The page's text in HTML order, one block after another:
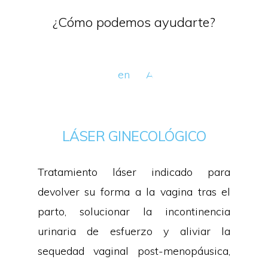
¿Cómo podemos ayudarte?
LÁSER GINECOLÓGICO
Tratamiento láser indicado para
devolver su forma a la vagina tras el
parto, solucionar la incontinencia
urinaria de esfuerzo y aliviar la
sequedad vaginal post-menopáusica,